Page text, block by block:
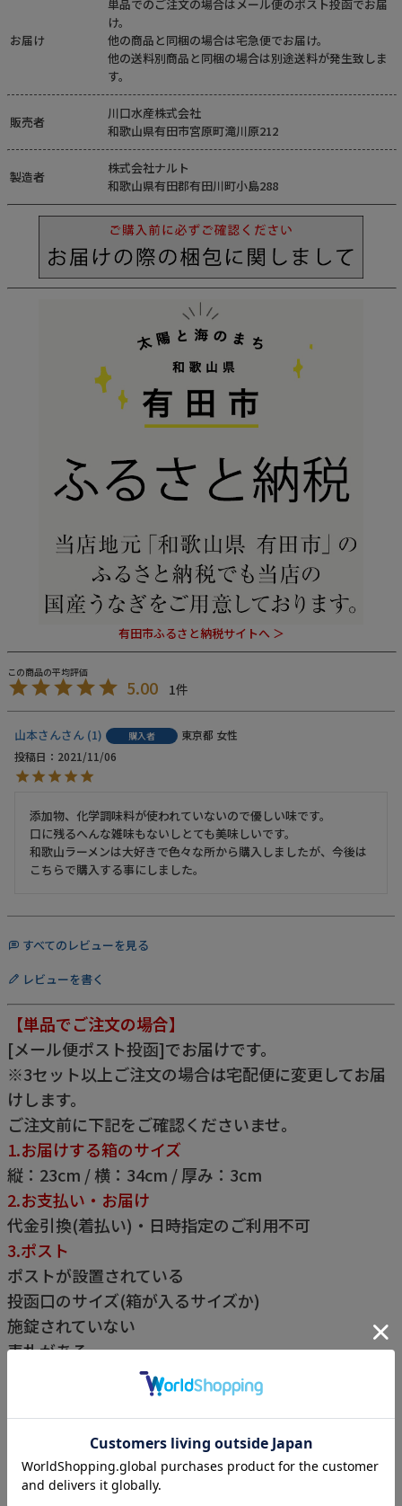
お届け
単品でのご注文の場合はメール便のポスト投函でお届
け。
他の商品と同梱の場合は宅急便でお届け。
他の送料別商品と同梱の場合は別途送料が発生致しま
す。
販売者
川口水産株式会社
和歌山県有田市宮原町滝川原212
製造者
株式会社ナルト
和歌山県有田郡有田川町小島288
有田市ふるさと納税サイトへ ＞
5.00 1
山本さん 1 購入者 東京都 女性
投稿日
2021/11/06
添加物、化学調味料が使われていないので優しい味です。
口に残るへんな雑味もないしとても美味しいです。
和歌山ラーメンは大好きで色々な所から購入しましたが、今後は
こちらで購入する事にしました。
すべてのレビューを見る
レビューを書く
【単品でご注文の場合】
[メール便ポスト投函]でお届けです。
※3セット以上ご注文の場合は宅配便に変更してお届
けします。
ご注文前に下記をご確認くださいませ。
1.お届けする箱のサイズ
縦：23cm / 横：34cm / 厚み：3cm
2.お支払い・お届け
代金引換(着払い)・日時指定のご利用不可
3.ポスト
ポストが設置されている
投函口のサイズ(箱が入るサイズか)
施錠されていない
表札がある
※表札がない場合、配送業者が投函できません。
【他の商品とご一緒にご注文の場合】
ご指示がない限り他の商品と一緒に同梱してお届けで
す。(産直品を除く)